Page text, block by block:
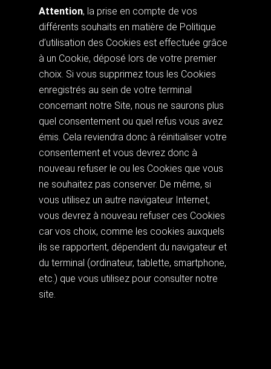
Attention, la prise en compte de vos
différents souhaits en matière de Politique
d’utilisation des Cookies est effectuée grâce
à un Cookie, déposé lors de votre premier
choix. Si vous supprimez tous les Cookies
enregistrés au sein de votre terminal
concernant notre Site, nous ne saurons plus
quel consentement ou quel refus vous avez
émis. Cela reviendra donc à réinitialiser votre
consentement et vous devrez donc à
nouveau refuser le ou les Cookies que vous
ne souhaitez pas conserver. De même, si
vous utilisez un autre navigateur Internet,
vous devrez à nouveau refuser ces Cookies
car vos choix, comme les cookies auxquels
ils se rapportent, dépendent du navigateur et
du terminal (ordinateur, tablette, smartphone,
etc.) que vous utilisez pour consulter notre
site.